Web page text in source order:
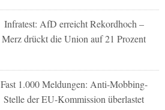
Infratest: AfD erreicht Rekordhoch –
Merz drückt die Union auf 21 Prozent
Fast 1.000 Meldungen: Anti-Mobbing-
Stelle der EU-Kommission überlastet